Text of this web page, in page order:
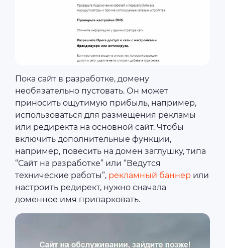
Пока сайт в разработке, домену
необязательно пустовать. Он может
приносить ощутимую прибыль, например,
использоваться для размещения рекламы
или редиректа на основной сайт. Чтобы
включить дополнительные функции,
например, повесить на домен заглушку, типа
“Сайт на разработке” или “Ведутся
технические работы”, рекламный баннер или
настроить редирект, нужно сначала
доменное имя припарковать.